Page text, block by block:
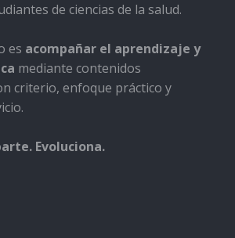
de ciencias de la salud.
es acompañar el aprendizaje y
mediante contenidos
criterio, enfoque práctico y
Evoluciona.